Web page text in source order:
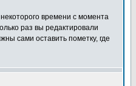
времени с момента
раз вы редактировали
сами оставить пометку, где